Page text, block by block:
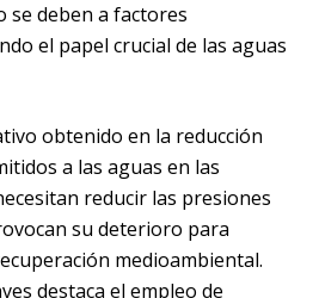
se deben a factores
el papel crucial de las aguas
obtenido en la reducción
a las aguas en las
reducir las presiones
su deterioro para
medioambiental.
destaca el empleo de